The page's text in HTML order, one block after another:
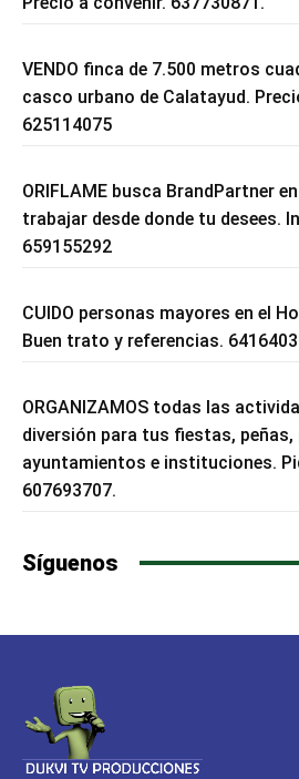
VENDO finca de 7.500 metros
casco urbano de Calatayud.
625114075
ORIFLAME busca BrandPartner
trabajar desde donde tu desees.
659155292
CUIDO personas mayores en el
Buen trato y referencias.
ORGANIZAMOS todas las
diversión para tus fiestas,
ayuntamientos e instituciones.
607693707.
Síguenos